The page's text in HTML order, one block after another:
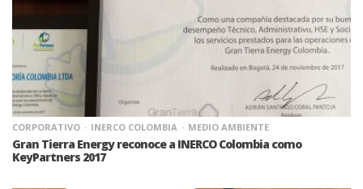
CORPORATIVO INERCO COLOMBIA MEDIO AMBIENTE
Gran Tierra Energy reconoce a INERCO Colombia como
KeyPartners 2017